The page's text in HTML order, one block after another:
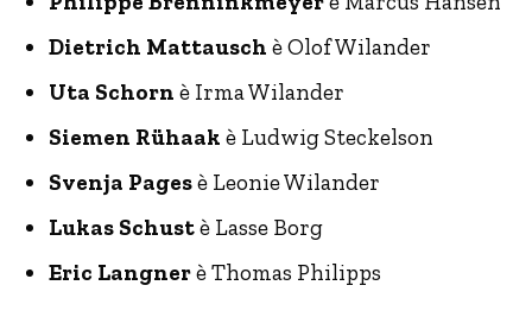
Dietrich Mattausch è Olof Wilander
Uta Schorn è Irma Wilander
Siemen Rühaak è Ludwig Steckelson
Svenja Pagesè Leonie Wilander
Lukas Schustè Lasse Borg
Eric Langnerè Thomas Philipps